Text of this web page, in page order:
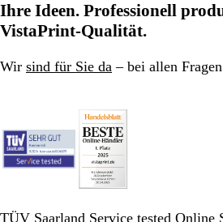
Ihre Ideen. Professionell
VistaPrint-Qualität.
Wir sind für Sie da – bei allen
TÜV Saarland Service tested Online